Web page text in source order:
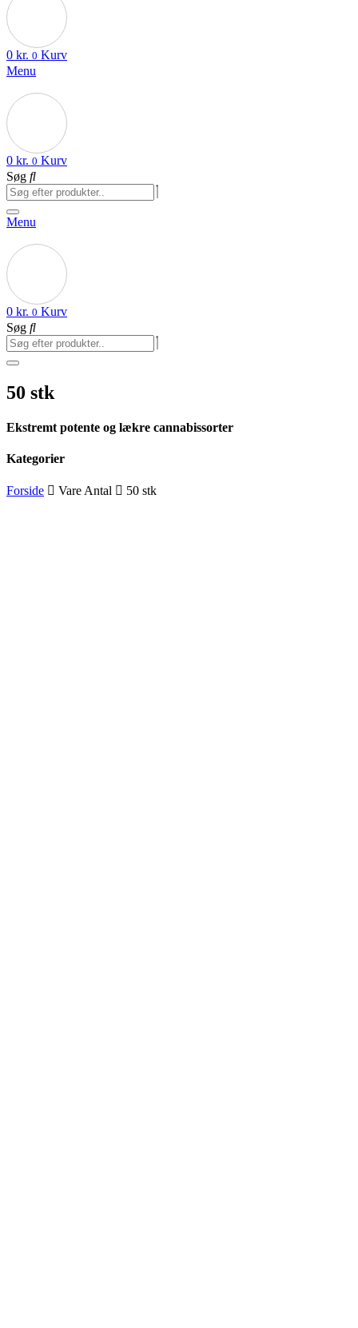
0 kr. 0 Kurv
Menu
0 kr. 0 Kurv
Søg
Menu
0 kr. 0 Kurv
Søg
50 stk
Ekstremt potente og lækre cannabissorter
Kategorier
Forside Vare Antal 50 stk